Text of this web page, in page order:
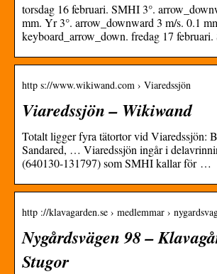
torsdag 16 februari. SMHI 3°.
mm. Yr 3°. arrow_downward 3 m/s. 0.1
keyboard_arrow_down. fredag 17
http s://www.wikiwand.com › Viaredssjön
Viaredssjön – Wikiwand
Totalt ligger fyra tätortor vid Viaredssjön:
Sandared, … Viaredssjön ingår i
(640130-131797) som SMHI kallar för …
http ://klavagarden.se › medlemmar ›
Nygårdsvägen 98 –
Stugor